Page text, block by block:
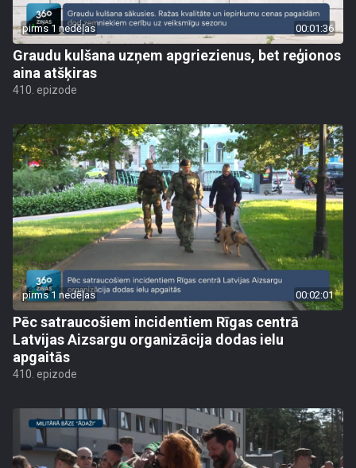
pirms 1 nedēļas 00:01:36
Graudu kulšana uzņem apgriezienus, bet reģionos
aina atšķiras
410. epizode
pirms 1 nedēļas 00:02:01
Pēc satraucošiem incidentiem Rīgas centrā
Latvijas Aizsargu organizācija dodas ielu
apgaitās
410. epizode